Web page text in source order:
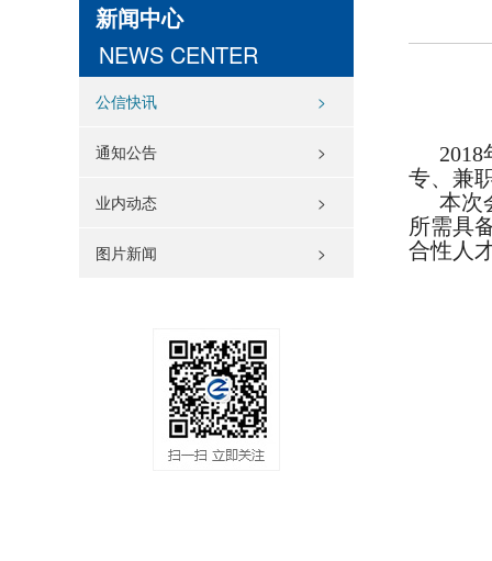
新闻中心
NEWS CENTER
公信快讯 >
通知公告 >
业内动态 >
图片新闻 >
专、兼
本次
所需具
合性人